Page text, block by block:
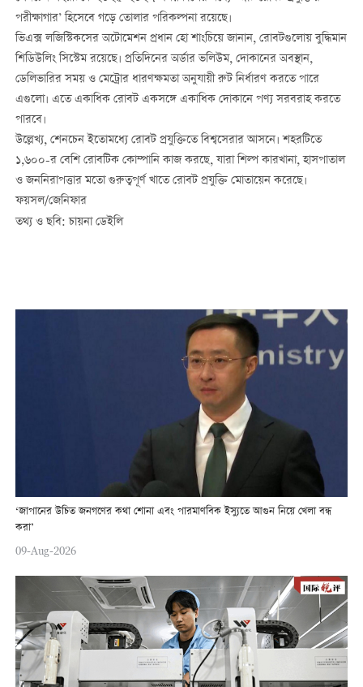
পরীক্ষাগার’ হিসেবে গড়ে তোলার পরিকল্পনা রয়েছে।
ভিএক্স লজিস্টিকসের অটোমেশন প্রধান হো শাংচিয়ে জানান, রোবটগুলোয় বুদ্ধিমান
শিডিউলিং সিস্টেম রয়েছে। প্রতিদিনের অর্ডার ভলিউম, দোকানের অবস্থান,
ডেলিভারির সময় ও মেট্রোর ধারণক্ষমতা অনুযায়ী রুট নির্ধারণ করতে পারে
এগুলো। এতে একাধিক রোবট একসঙ্গে একাধিক দোকানে পণ্য সরবরাহ করতে
পারবে।
উল্লেখ্য, শেনচেন ইতোমধ্যে রোবট প্রযুক্তিতে বিশ্বসেরার আসনে। শহরটিতে
১,৬০০-র বেশি রোবটিক কোম্পানি কাজ করছে, যারা শিল্প কারখানা, হাসপাতাল
ও জননিরাপত্তার মতো গুরুত্বপূর্ণ খাতে রোবট প্রযুক্তি মোতায়েন করেছে।
ফয়সল/জেনিফার
তথ্য ও ছবি: চায়না ডেইলি
‘জাপানের উচিত জনগণের কথা শোনা এবং পারমাণবিক ইস্যুতে আগুন নিয়ে খেলা বন্ধ
করা’
09-Aug-2026